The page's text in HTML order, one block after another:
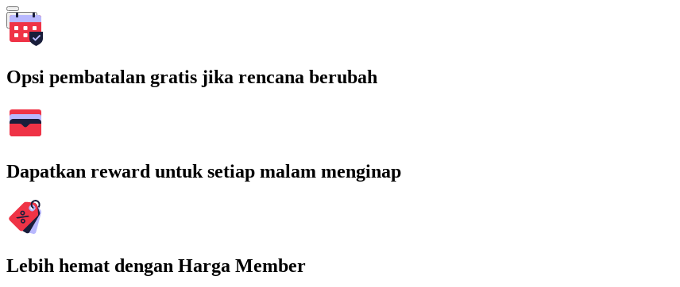
Cari
Opsi pembatalan gratis jika rencana berubah
Dapatkan reward untuk setiap malam menginap
Lebih hemat dengan Harga Member